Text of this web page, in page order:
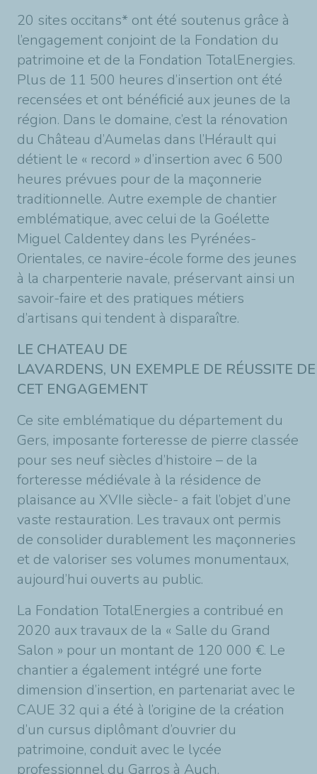
20 sites occitans* ont été soutenus grâce à
l’engagement conjoint de la Fondation du
patrimoine et de la Fondation TotalEnergies.
Plus de 11 500 heures d’insertion ont été
recensées et ont bénéficié aux jeunes de la
région. Dans le domaine, c’est la rénovation
du Château d’Aumelas dans l’Hérault qui
détient le « record » d’insertion avec 6 500
heures prévues pour de la maçonnerie
traditionnelle. Autre exemple de chantier
emblématique, avec celui de la Goélette
Miguel Caldentey dans les Pyrénées-
Orientales, ce navire-école forme des jeunes
à la charpenterie navale, préservant ainsi un
savoir-faire et des pratiques métiers
d’artisans qui tendent à disparaître.
LE CHATEAU DE
LAVARDENS, UN EXEMPLE DE RÉUSSITE DE
CET ENGAGEMENT
Ce site emblématique du département du
Gers, imposante forteresse de pierre classée
pour ses neuf siècles d’histoire – de la
forteresse médiévale à la résidence de
plaisance au XVIIe siècle- a fait l’objet d’une
vaste restauration. Les travaux ont permis
de consolider durablement les maçonneries
et de valoriser ses volumes monumentaux,
aujourd’hui ouverts au public.
La Fondation TotalEnergies a contribué en
2020 aux travaux de la « Salle du Grand
Salon » pour un montant de 120 000 €. Le
chantier a également intégré une forte
dimension d’insertion, en partenariat avec le
CAUE 32 qui a été à l’origine de la création
d’un cursus diplômant d’ouvrier du
patrimoine, conduit avec le lycée
professionnel du Garros à Auch.